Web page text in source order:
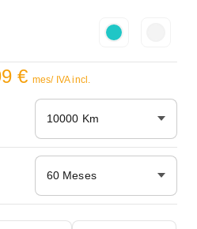
€ mes/ IVA incl.
10000 Km
60 Meses